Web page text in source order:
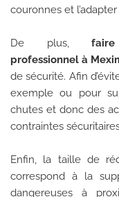
couronnes et
De plus,
professionnel à
de sécurité. Afin
exemple ou pour
chutes et donc des
contraintes
Enfin, la taille de
correspond à la
dangereuses à